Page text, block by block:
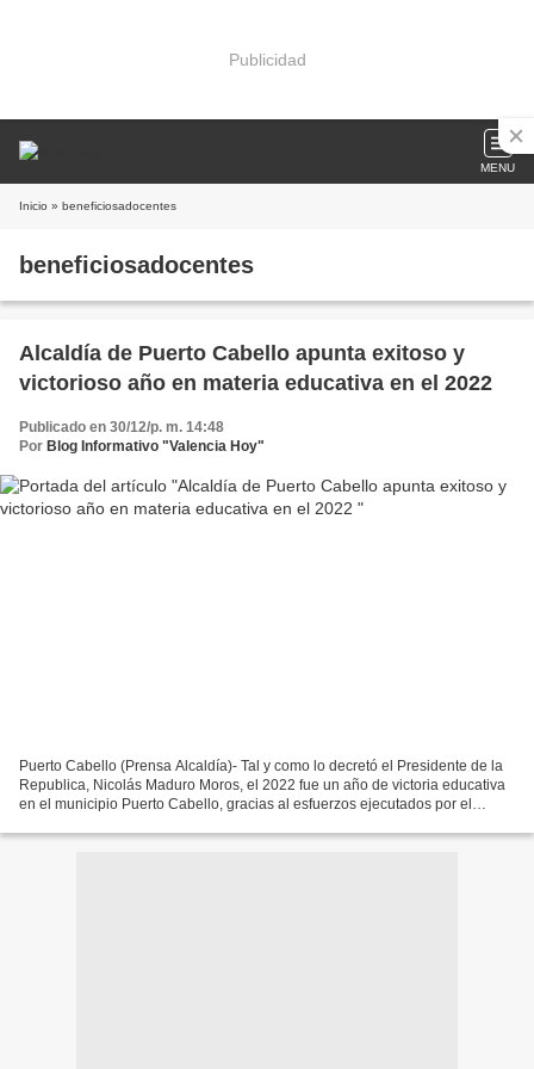
Publicidad
MENU
Inicio » beneficiosadocentes
beneficiosadocentes
Alcaldía de Puerto Cabello apunta exitoso y
victorioso año en materia educativa en el 2022
Publicado en 30/12/p. m. 14:48
Por Blog Informativo "Valencia Hoy"
Puerto Cabello (Prensa Alcaldía)- Tal y como lo decretó el Presidente de la
Republica, Nicolás Maduro Moros, el 2022 fue un año de victoria educativa
en el municipio Puerto Cabello, gracias al esfuerzos ejecutados por el